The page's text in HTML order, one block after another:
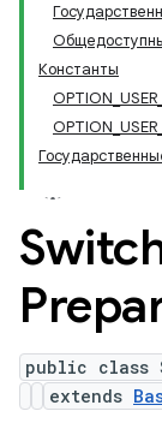
Константы
public class
extends